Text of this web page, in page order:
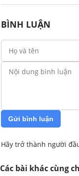
BÌNH LUẬN
Gửi bình luận
Hãy trở thành người
Các bài khác cùng